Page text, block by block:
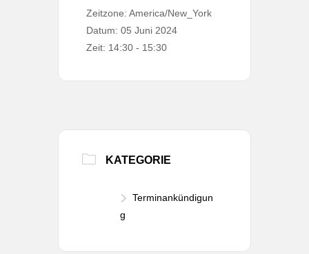
Zeitzone: America/New_York
Datum: 05 Juni 2024
Zeit: 14:30 - 15:30
KATEGORIE
Terminankündigun
g